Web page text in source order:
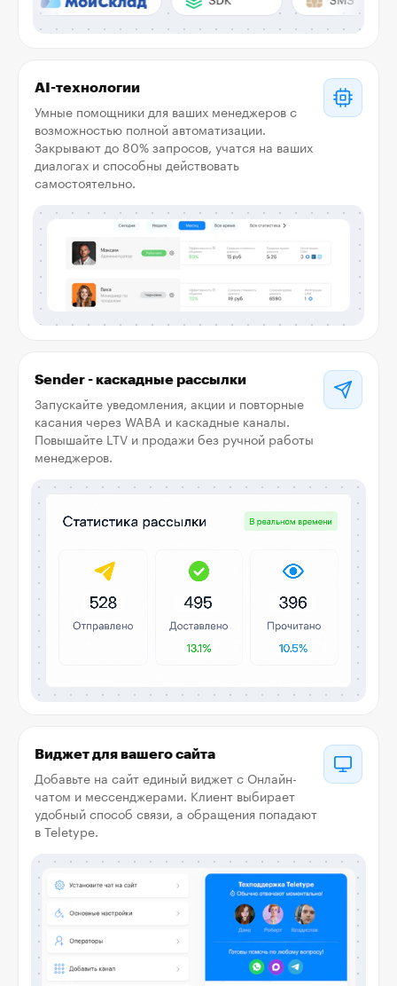
AI-технологии
Умные помощники для ваших менеджеров с
возможностью полной автоматизации.
Закрывают до 80% запросов, учатся на ваших
диалогах и способны действовать
самостоятельно.
Sender - каскадные рассылки
Запускайте уведомления, акции и повторные
касания через WABA и каскадные каналы.
Повышайте LTV и продажи без ручной работы
менеджеров.
Виджет для вашего сайта
Добавьте на сайт единый виджет с Онлайн-
чатом и мессенджерами. Клиент выбирает
удобный способ связи, а обращения попадают
в Teletype.